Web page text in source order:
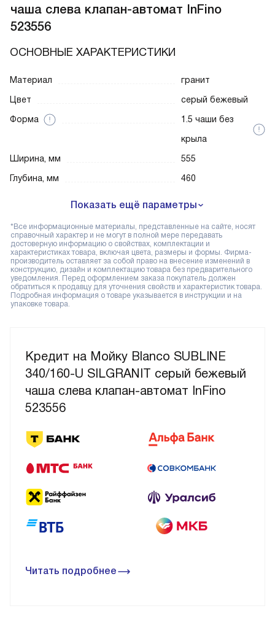
Кредит на Мойку Blanco SUBLINE
340/160-U SILGRANIT серый бежевый
чаша слева клапан-автомат InFino
523556
Читать подробнее
чаша слева клапан-автомат InFino
523556
ОСНОВНЫЕ ХАРАКТЕРИСТИКИ
Материал
гранит
Цвет
серый бежевый
Форма
1.5 чаши без
крыла
Ширина, мм
555
Глубина, мм
460
Показать ещё параметры
*Все информационные материалы, представленные на сайте, носят
справочный характер и не могут в полной мере передавать
достоверную информацию о свойствах, комплектации и
характеристиках товара, включая цвета, размеры и формы. Фирма-
производитель оставляет за собой право на внесение изменений в
конструкцию, дизайн и комплектацию товара без предварительного
уведомления. Перед оформлением заказа покупатель должен
обратиться к продавцу для уточнения свойств и характеристик товара.
Подробная информация о товаре указывается в инструкции и на
упаковке товара.